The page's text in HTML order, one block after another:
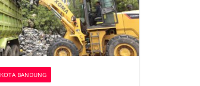
KOTA BANDUNG